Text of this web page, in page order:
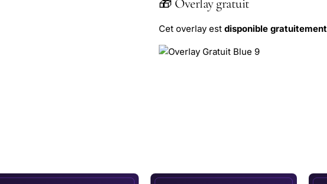
🎁 Overlay gratuit
Cet overlay est disponible gratuitement